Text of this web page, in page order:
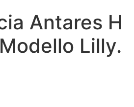
Antares H
Lilly.